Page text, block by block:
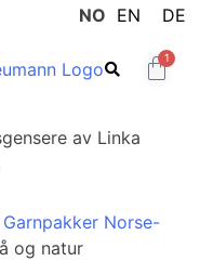
NO EN DE
1
Garnpakker Norse-
og natur